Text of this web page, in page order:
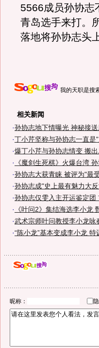
5566成员孙协志
青岛选手来打。
落地将孙协志头
我的天职是搜
相关新闻
·孙协志地下情曝光 神秘接送
·丁小芹坚称与孙协志一直是
·爆丁小芹与孙协志情变 搬
· 《魔剑生死棋》火爆台湾
·孙协志大获青睐 被评为"最
·孙协志成"史上最有魅力大
·孙协志仅雯入主开运鉴定团
· 《叶问2》集结海选李小龙
·武术宗师叶问教授李小龙咏
·“陈小龙”基本变成李小龙 特
昵称：